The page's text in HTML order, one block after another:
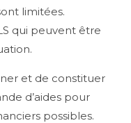
limitées.
qui peuvent être
et de constituer
d’aides pour
possibles.